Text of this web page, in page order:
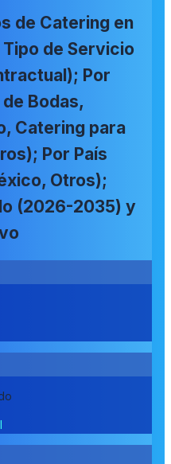
de Catering en
de Servicio
Por
Bodas,
Catering para
Por País
Otros);
(2026-2035) y